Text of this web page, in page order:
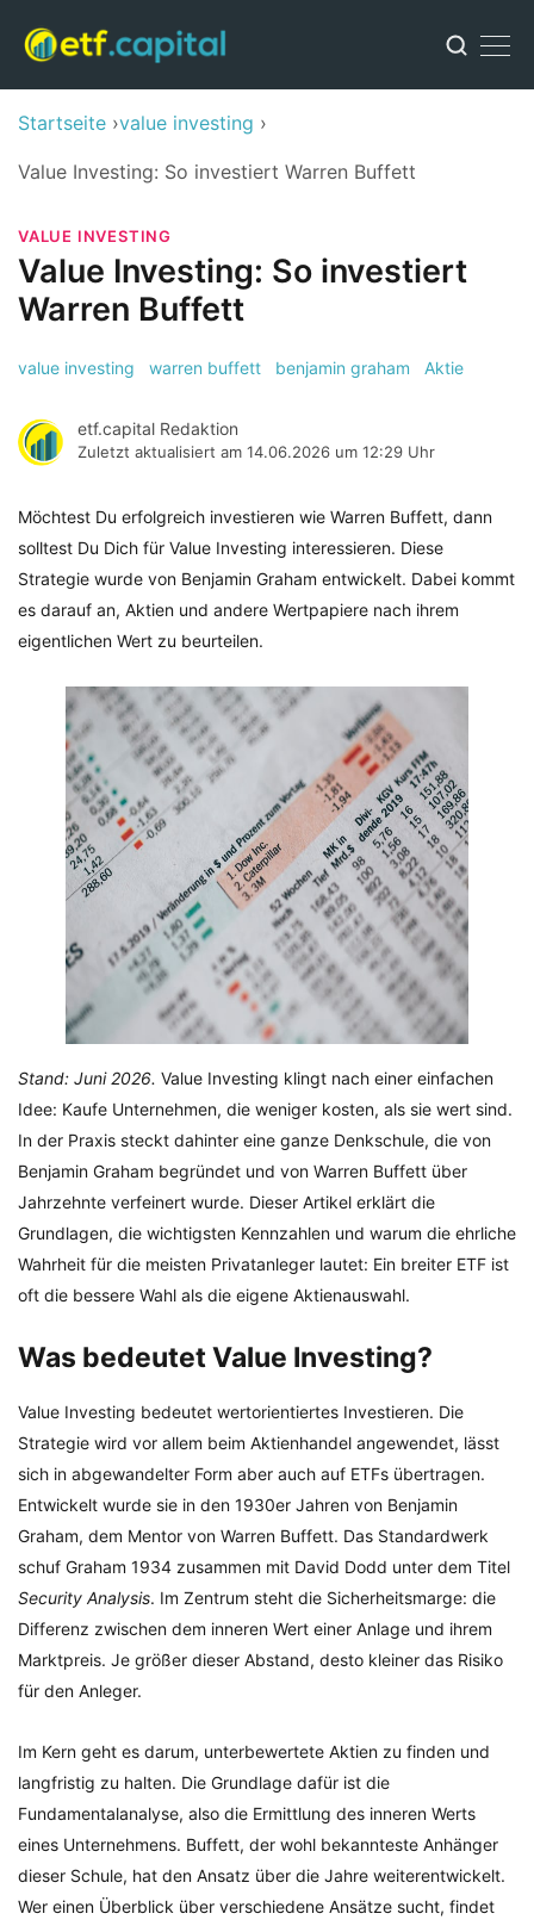
Startseite value investing
Value Investing: So investiert Warren Buffett
VALUE INVESTING
Value Investing: So investiert
Warren Buffett
value investing warren buffett benjamin graham Aktie
etf.capital Redaktion
Zuletzt aktualisiert am 14.06.2026 um 12:29 Uhr
Möchtest Du erfolgreich investieren wie Warren Buffett, dann
solltest Du Dich für Value Investing interessieren. Diese
Strategie wurde von Benjamin Graham entwickelt. Dabei kommt
es darauf an, Aktien und andere Wertpapiere nach ihrem
eigentlichen Wert zu beurteilen.
Stand: Juni 2026. Value Investing klingt nach einer einfachen
Idee: Kaufe Unternehmen, die weniger kosten, als sie wert sind.
In der Praxis steckt dahinter eine ganze Denkschule, die von
Benjamin Graham begründet und von Warren Buffett über
Jahrzehnte verfeinert wurde. Dieser Artikel erklärt die
Grundlagen, die wichtigsten Kennzahlen und warum die ehrliche
Wahrheit für die meisten Privatanleger lautet: Ein breiter ETF ist
oft die bessere Wahl als die eigene Aktienauswahl.
Was bedeutet Value Investing?
Value Investing bedeutet wertorientiertes Investieren. Die
Strategie wird vor allem beim Aktienhandel angewendet, lässt
sich in abgewandelter Form aber auch auf ETFs übertragen.
Entwickelt wurde sie in den 1930er Jahren von Benjamin
Graham, dem Mentor von Warren Buffett. Das Standardwerk
schuf Graham 1934 zusammen mit David Dodd unter dem Titel
Security Analysis. Im Zentrum steht die Sicherheitsmarge: die
Differenz zwischen dem inneren Wert einer Anlage und ihrem
Marktpreis. Je größer dieser Abstand, desto kleiner das Risiko
für den Anleger.
Im Kern geht es darum, unterbewertete Aktien zu finden und
langfristig zu halten. Die Grundlage dafür ist die
Fundamentalanalyse, also die Ermittlung des inneren Werts
eines Unternehmens. Buffett, der wohl bekannteste Anhänger
dieser Schule, hat den Ansatz über die Jahre weiterentwickelt.
Wer einen Überblick über verschiedene Ansätze sucht, findet